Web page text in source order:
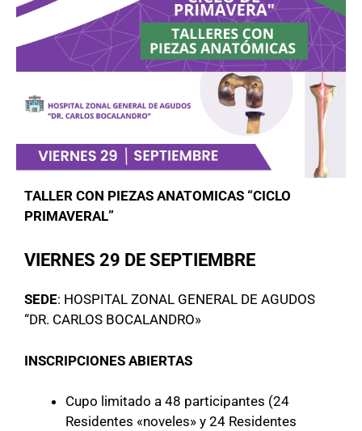
TALLER CON PIEZAS ANATOMICAS “CICLO
PRIMAVERAL”
VIERNES 29 DE SEPTIEMBRE
SEDE: HOSPITAL ZONAL GENERAL DE AGUDOS
“DR. CARLOS BOCALANDRO»
INSCRIPCIONES ABIERTAS
Cupo limitado a 48 participantes (24
Residentes «noveles» y 24 Residentes